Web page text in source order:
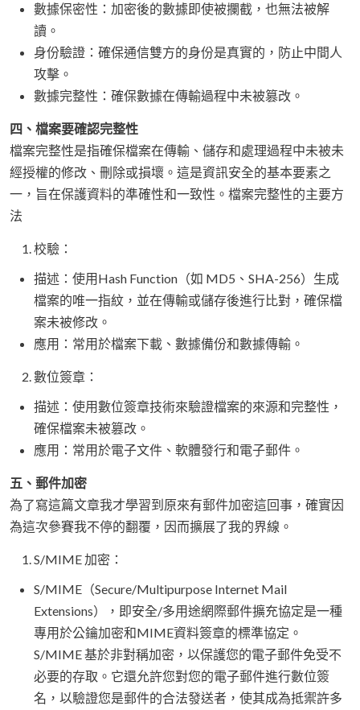
數據保密性：加密後的數據即使被攔截，也無法被解
讀。
身份驗證：確保通信雙方的身份是真實的，防止中間人
攻擊。
數據完整性：確保數據在傳輸過程中未被篡改。
四、檔案要確認完整性
檔案完整性是指確保檔案在傳輸、儲存和處理過程中未被未
經授權的修改、刪除或損壞。這是資訊安全的基本要素之
一，旨在保護資料的準確性和一致性。檔案完整性的主要方
法
校驗：
描述：使用Hash Function（如 MD5、SHA-256）生成
檔案的唯一指紋，並在傳輸或儲存後進行比對，確保檔
案未被修改。
應用：常用於檔案下載、數據備份和數據傳輸。
數位簽章：
描述：使用數位簽章技術來驗證檔案的來源和完整性，
確保檔案未被篡改。
應用：常用於電子文件、軟體發行和電子郵件。
五、郵件加密
為了寫這篇文章我才學習到原來有郵件加密這回事，確實因
為這次參賽我不停的翻覆，因而擴展了我的界線。
S/MIME 加密：
S/MIME（Secure/Multipurpose Internet Mail
Extensions），即安全/多用途網際郵件擴充協定是一種
專用於公鑰加密和MIME資料簽章的標準協定。
S/MIME 基於非對稱加密，以保護您的電子郵件免受不
必要的存取。它還允許您對您的電子郵件進行數位簽
名，以驗證您是郵件的合法發送者，使其成為抵禦許多